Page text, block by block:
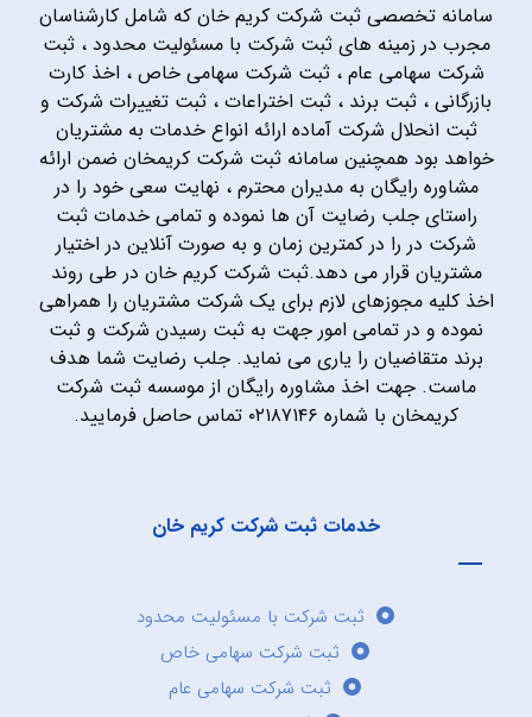
سامانه تخصصی ثبت شرکت کریم خان که شامل کارشناسان
مجرب در زمینه های ثبت شرکت با مسئولیت محدود ، ثبت
شرکت سهامی عام ، ثبت شرکت سهامی خاص ، اخذ کارت
بازرگانی ، ثبت برند ، ثبت اختراعات ، ثبت تغییرات شرکت و
ثبت انحلال شرکت آماده ارائه انواع خدمات به مشتریان
خواهد بود همچنین سامانه ثبت شرکت کریمخان ضمن ارائه
مشاوره رایگان به مدیران محترم ، نهایت سعی خود را در
راستای جلب رضایت آن ها نموده و تمامی خدمات ثبت
شرکت در را در کمترین زمان و به صورت آنلاین در اختیار
مشتریان قرار می دهد.ثبت شرکت کریم خان در طی روند
اخذ کلیه مجوزهای لازم برای یک شرکت مشتریان را همراهی
نموده و در تمامی امور جهت به ثبت رسیدن شرکت و ثبت
برند متقاضیان را یاری می نماید. جلب رضایت شما هدف
ماست. جهت اخذ مشاوره رایگان از موسسه ثبت شرکت
کریمخان با شماره ۰۲۱۸۷۱۴۶ تماس حاصل فرمایید.
خدمات ثبت شرکت کریم خان
ثبت شرکت با مسئولیت محدود
ثبت شرکت سهامی خاص
ثبت شرکت سهامی عام